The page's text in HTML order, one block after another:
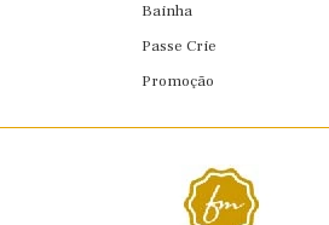
Bainha
Passe Crie
Promoção